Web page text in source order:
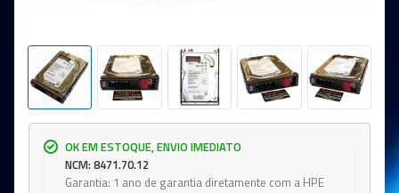
OK EM ESTOQUE, ENVIO IMEDIATO
NCM: 8471.70.12
Garantia: 1 ano de garantia diretamente com a HPE